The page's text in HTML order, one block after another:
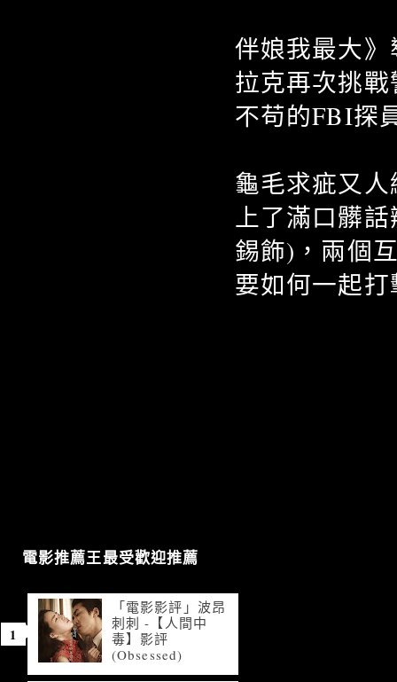
伴娘我最大
拉克再次挑
不苟的FBI探
龜毛求疵又
上了滿口髒
錫飾)，兩個
要如何一起
電影推薦王最受歡迎推薦
「電影影評」波昂
刺刺 -【人間中
毒】影評
(Obsessed)